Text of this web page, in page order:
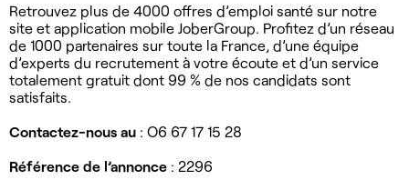
Retrouvez plus de 4000 offres d’emploi santé sur notre
site et application mobile JoberGroup. Profitez d’un réseau
de 1000 partenaires sur toute la France, d’une équipe
d’experts du recrutement à votre écoute et d’un service
totalement gratuit dont 99 % de nos candidats sont
satisfaits.
Contactez-nous au : O6 67 17 15 28
Référence de l’annonce : 2296